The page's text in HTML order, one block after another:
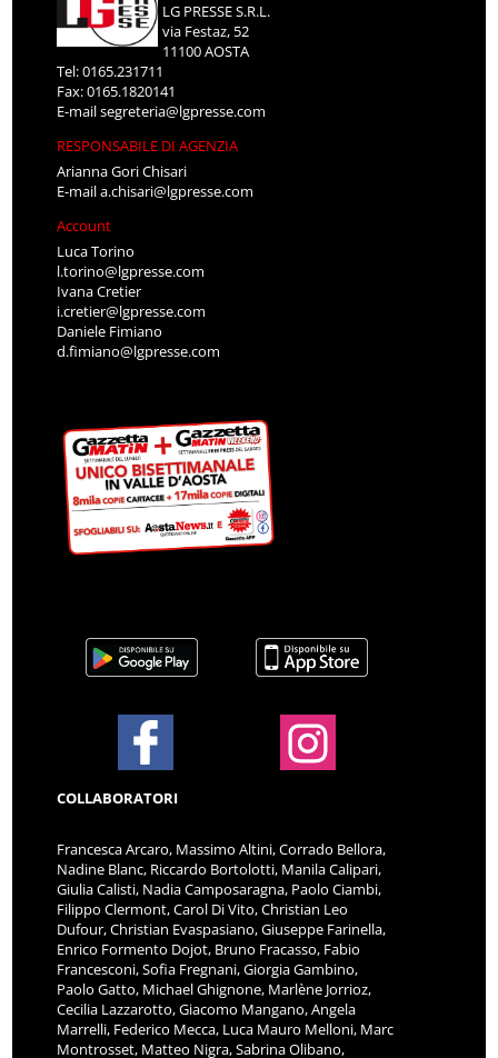
LG PRESSE S.R.L.
via Festaz, 52
11100 AOSTA
Tel: 0165.231711
Fax: 0165.1820141
E-mailsegreteria@lgpresse.com
RESPONSABILE DI AGENZIA
Arianna Gori Chisari
E-maila.chisari@lgpresse.com
Account
Luca Torino
l.torino@lgpresse.com
Ivana Cretier
i.cretier@lgpresse.com
Daniele Fimiano
d.fimiano@lgpresse.com
COLLABORATORI
Francesca Arcaro, Massimo Altini, Corrado Bellora,
Nadine Blanc, Riccardo Bortolotti, Manila Calipari,
Giulia Calisti, Nadia Camposaragna, Paolo Ciambi,
Filippo Clermont, Carol Di Vito, Christian Leo
Dufour, Christian Evaspasiano, Giuseppe Farinella,
Enrico Formento Dojot, Bruno Fracasso, Fabio
Francesconi, Sofia Fregnani, Giorgia Gambino,
Paolo Gatto, Michael Ghignone, Marlène Jorrioz,
Cecilia Lazzarotto, Giacomo Mangano, Angela
Marrelli, Federico Mecca, Luca Mauro Melloni, Marc
Montrosset, Matteo Nigra, Sabrina Olibano,